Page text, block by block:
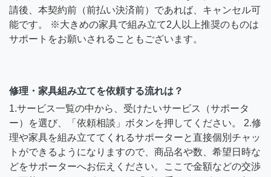
請後、本契約前（前払い決済前）であれば、キャンセル可
能です。 ※大きめの家具で組み立て2人以上推奨のものは
サポートをお願いされることもございます。
修理・家具組み立てを依頼する流れは？
1.サービス一覧の中から、受けたいサービス（サポータ
ー）を選び、「依頼相談」ボタンを押してください。 2.修
理や家具を組み立ててくれるサポーターと直接個別チャッ
トができるようになりますので、商品名や数、希望日時な
どをサポーターへお伝えください。ここで金額などの交渉